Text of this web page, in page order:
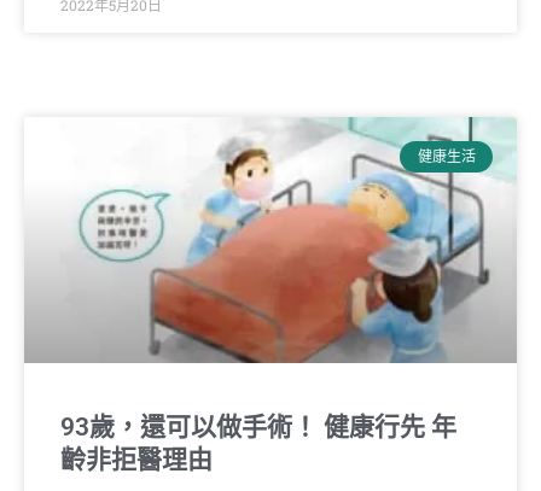
2022年5月20日
健康生活
93歲，還可以做手術！ 健康行先 年
齡非拒醫理由